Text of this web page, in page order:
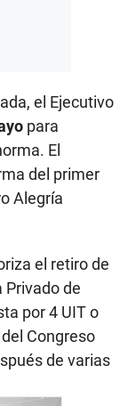
el Ejecutivo
para
El
del primer
Alegría
el retiro de
Privado de
por 4 UIT o
Congreso
de varias